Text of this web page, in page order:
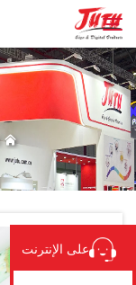
الصفحة الرئيسية
المنتجات
تطبيق
على الإنترنت